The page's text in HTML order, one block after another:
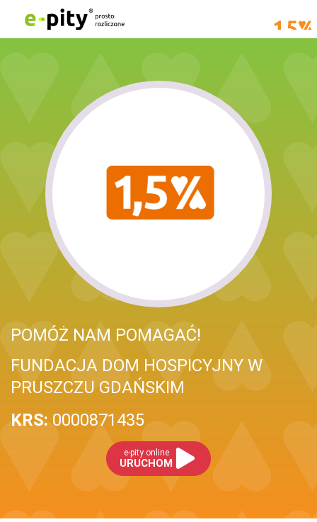
POMÓŻ NAM POMAGAĆ!
FUNDACJA DOM HOSPICYJNY W
PRUSZCZU GDAŃSKIM
KRS: 0000871435
e-pity online
URUCHOM